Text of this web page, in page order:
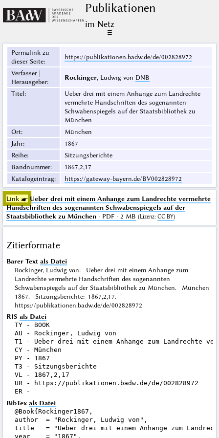
Publikationen
im Netz
☰
Permalink zu
dieser Seite:
https://publikationen.badw.de/de/002828972
Verfasser |
Herausgeber:
Rockinger, Ludwig von DNB
Titel:
Ueber drei mit einem Anhange zum Landrechte
vermehrte Handschriften des sogenannten
Schwabenspiegels auf der Staatsbibliothek zu
München
Ort:
München
Jahr:
1867
Reihe:
Sitzungsberichte
Bandnummer:
1867,2,17
Katalogeintrag: https://gateway-bayern.de/BV002828972
Link ☛ Ueber drei mit einem Anhange zum Landrechte vermehrte
Handschriften des sogenannten Schwabenspiegels auf der
Staatsbibliothek zu München· PDF · 2 MB (Lizenz: CC BY)
Zitierformate
Barer Text als Datei
Rockinger, Ludwig von: Ueber drei mit einem Anhange zum
Landrechte vermehrte Handschriften des sogenannten
Schwabenspiegels auf der Staatsbibliothek zu München. München
1867. Sitzungsberichte: 1867,2,17.
https://publikationen.badw.de/de/002828972
RIS als Datei
TY - BOOK
AU - Rockinger, Ludwig von
T1 - Ueber drei mit einem Anhange zum Landrechte
CY - München
PY - 1867
T3 - Sitzungsberichte
VL - 1867,2,17
UR - https://publikationen.badw.de/de/002828972
BibTex als Datei
@Book{Rockinger1867,
author  = "Rockinger, Ludwig von",
title   = "Ueber drei mit einem Anhange zum
year    = "1867",